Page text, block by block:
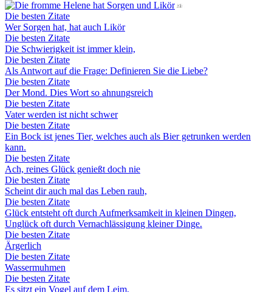
Die besten Zitate
Wer Sorgen hat, hat auch Likör
Die besten Zitate
Die Schwierigkeit ist immer klein,
Die besten Zitate
Als Antwort auf die Frage: Definieren Sie die Liebe?
Die besten Zitate
Der Mond. Dies Wort so ahnungsreich
Die besten Zitate
Vater werden ist nicht schwer
Die besten Zitate
Ein Bock ist jenes Tier, welches auch als Bier getrunken werden
kann.
Die besten Zitate
Ach, reines Glück genießt doch nie
Die besten Zitate
Scheint dir auch mal das Leben rauh,
Die besten Zitate
Glück entsteht oft durch Aufmerksamkeit in kleinen Dingen,
Unglück oft durch Vernachlässigung kleiner Dinge.
Die besten Zitate
Ärgerlich
Die besten Zitate
Wassermuhmen
Die besten Zitate
Es sitzt ein Vogel auf dem Leim,